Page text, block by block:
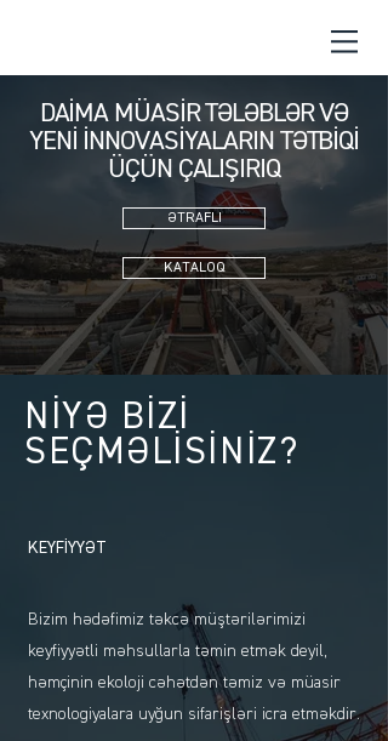
DAİMA MÜASİR TƏLƏBLƏR VƏ
YENİ İNNOVASİYALARIN TƏTBİQİ
ÜÇÜN ÇALIŞIRIQ
ƏTRAFLI
KATALOQ
NİYƏ BİZİ
SEÇMƏLİSİNİZ?
KEYFİYYƏT
Bizim hədəfimiz təkcə müştərilərimizi
keyfiyyətli məhsullarla təmin etmək deyil,
həmçinin ekoloji cəhətdən təmiz və müasir
texnologiyalara uyğun sifarişləri icra etməkdir.